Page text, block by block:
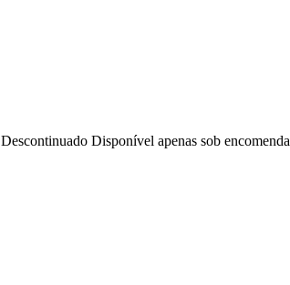
Descontinuado Disponível apenas sob encomenda